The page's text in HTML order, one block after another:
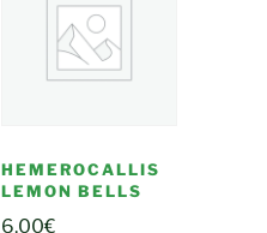
HEMEROCALLIS
LEMON BELLS
6,00€